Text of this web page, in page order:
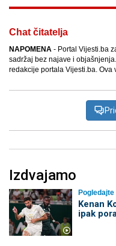
Chat čitatelja
NAPOMENA - Portal Vijesti.ba
sadržaj bez najave i
redakcije portala Vijesti.ba. Ova
Izdvajamo
Pogledajte
Kenan
ipak